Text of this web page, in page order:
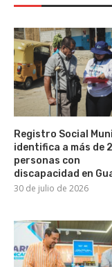
Registro Social
identifica a más de
personas con
discapacidad en
30 de julio de 2026